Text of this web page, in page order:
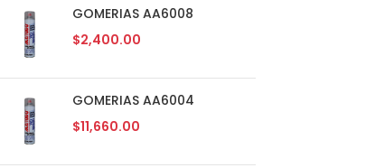
GOMERIAS AA6008
$2,400.00
GOMERIAS AA6004
$11,660.00